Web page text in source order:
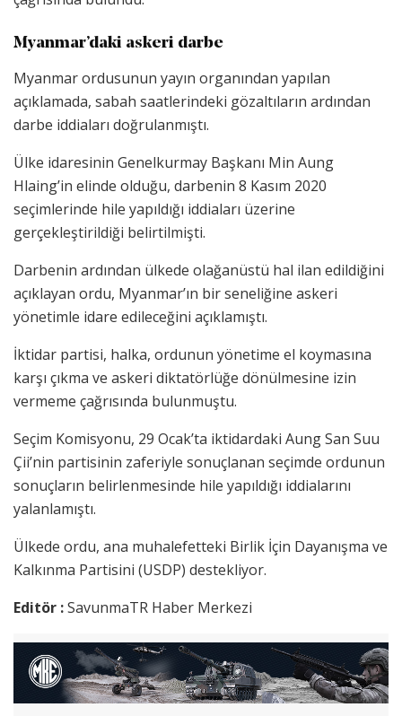
Myanmar’daki askeri darbe
Myanmar ordusunun yayın organından yapılan
açıklamada, sabah saatlerindeki gözaltıların ardından
darbe iddiaları doğrulanmıştı.
Ülke idaresinin Genelkurmay Başkanı Min Aung
Hlaing’in elinde olduğu, darbenin 8 Kasım 2020
seçimlerinde hile yapıldığı iddiaları üzerine
gerçekleştirildiği belirtilmişti.
Darbenin ardından ülkede olağanüstü hal ilan edildiğini
açıklayan ordu, Myanmar’ın bir seneliğine askeri
yönetimle idare edileceğini açıklamıştı.
İktidar partisi, halka, ordunun yönetime el koymasına
karşı çıkma ve askeri diktatörlüğe dönülmesine izin
vermeme çağrısında bulunmuştu.
Seçim Komisyonu, 29 Ocak’ta iktidardaki Aung San Suu
Çii’nin partisinin zaferiyle sonuçlanan seçimde ordunun
sonuçların belirlenmesinde hile yapıldığı iddialarını
yalanlamıştı.
Ülkede ordu, ana muhalefetteki Birlik İçin Dayanışma ve
Kalkınma Partisini (USDP) destekliyor.
Editör :SavunmaTR Haber Merkezi